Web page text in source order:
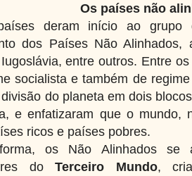
Os países não
deram início ao grupo
dos Países Não
entre outros. Entre
socialista e também de
do planeta em dois
e enfatizaram que o mundo,
ricos e países pobres.
os Não Alinhados se
doTerceiro Mundo,